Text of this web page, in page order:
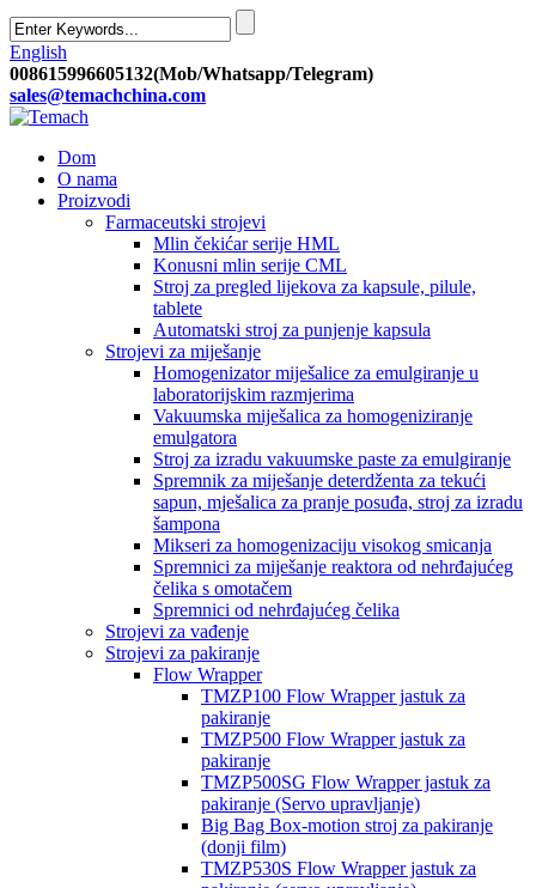
English
008615996605132(Mob/Whatsapp/Telegram)
sales@temachchina.com
Dom
O nama
Proizvodi
Farmaceutski strojevi
Mlin čekićar serije HML
Konusni mlin serije CML
Stroj za pregled lijekova za kapsule, pilule,
tablete
Automatski stroj za punjenje kapsula
Strojevi za miješanje
Homogenizator miješalice za emulgiranje u
laboratorijskim razmjerima
Vakuumska miješalica za homogeniziranje
emulgatora
Stroj za izradu vakuumske paste za emulgiranje
Spremnik za miješanje deterdženta za tekući
sapun, mješalica za pranje posuđa, stroj za izradu
šampona
Mikseri za homogenizaciju visokog smicanja
Spremnici za miješanje reaktora od nehrđajućeg
čelika s omotačem
Spremnici od nehrđajućeg čelika
Strojevi za vađenje
Strojevi za pakiranje
Flow Wrapper
TMZP100 Flow Wrapper jastuk za
pakiranje
TMZP500 Flow Wrapper jastuk za
pakiranje
TMZP500SG Flow Wrapper jastuk za
pakiranje (Servo upravljanje)
Big Bag Box-motion stroj za pakiranje
(donji film)
TMZP530S Flow Wrapper jastuk za